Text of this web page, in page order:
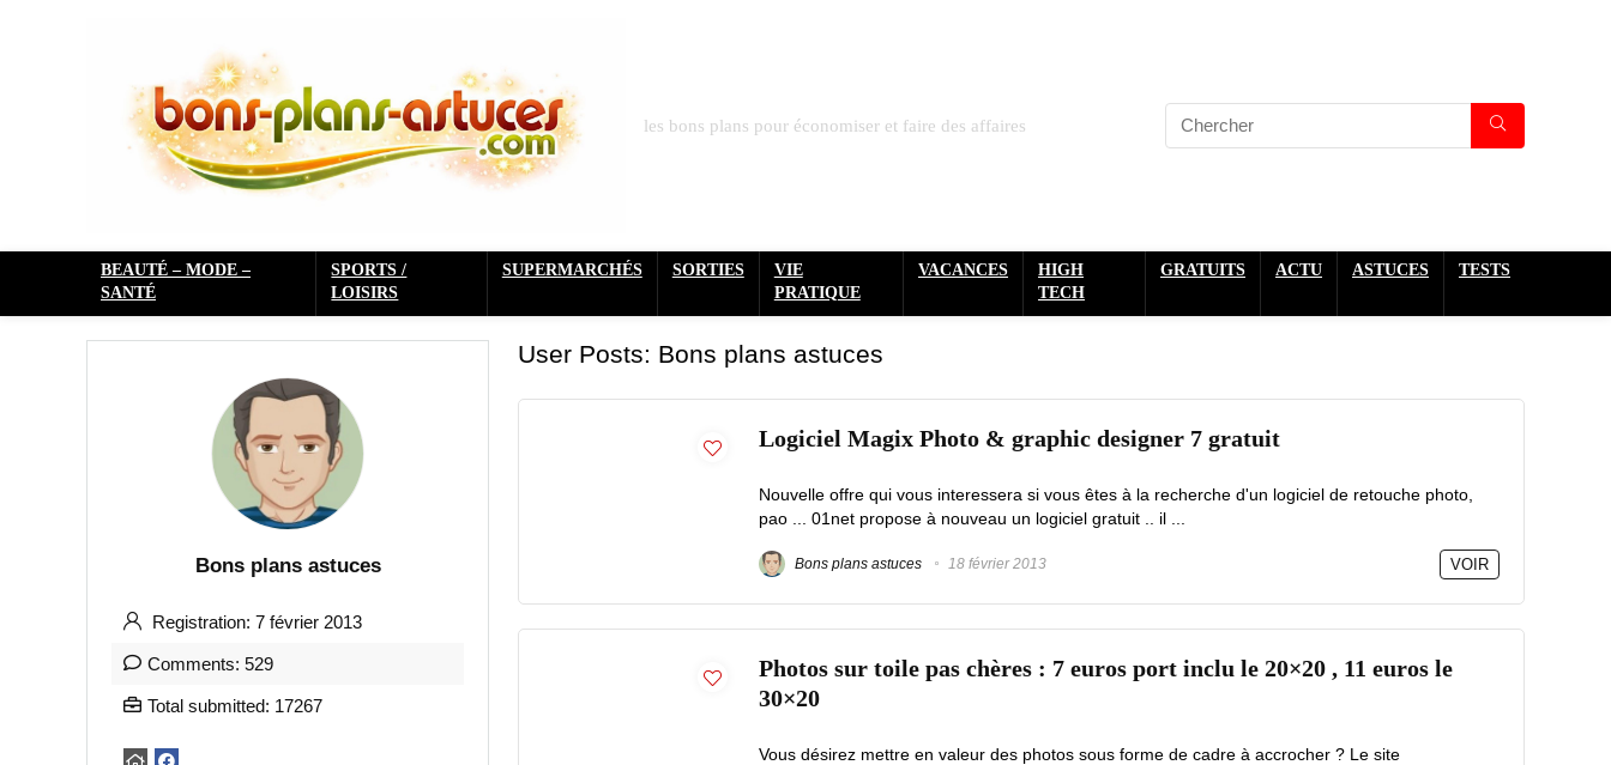
les bons plans pour économiser et faire des affaires
BEAUTÉ – MODE –
SANTÉ
SPORTS /
LOISIRS
SUPERMARCHÉS SORTIES
VIE
PRATIQUE
VACANCES
HIGH
TECH
GRATUITS ACTU ASTUCES TESTS
Bons plans astuces
Registration: 7 février 2013
Comments: 529
Total submitted: 17267
User Posts: Bons plans astuces
Logiciel Magix Photo & graphic designer 7 gratuit
Nouvelle offre qui vous interessera si vous êtes à la recherche d'un logiciel de retouche photo,
pao ... 01net propose à nouveau un logiciel gratuit .. il ...
Bons plans astuces 18 février 2013 VOIR
Photos sur toile pas chères : 7 euros port inclu le 20×20 , 11 euros le
30×20
Vous désirez mettre en valeur des photos sous forme de cadre à accrocher ? Le site